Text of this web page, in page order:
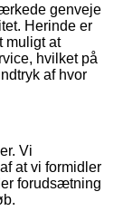
genveje
Herinde er
muligt at
hvilket på
af hvor
Vi
at vi formidler
forudsætning